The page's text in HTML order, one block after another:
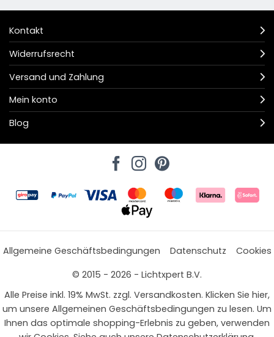
Kontakt
Widerrufsrecht
Versand und Zahlung
Mein konto
Blog
Allgemeine Geschäftsbedingungen Datenschutz
Cookies
© 2015 - 2026 - Lichtxpert B.V.
Alle Preise inkl. 19% MwSt. zzgl. Versandkosten. Klicken Sie hier,
um unsere Allgemeinen Geschäftsbedingungen zu lesen. Um
Ihnen das optimale shopping-Erlebnis zu geben, verwenden